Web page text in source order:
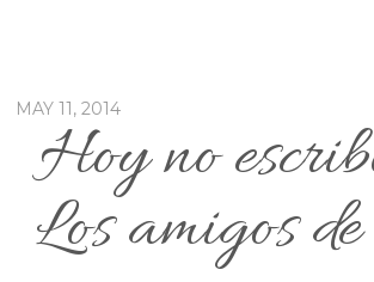
MAY 11, 2014
Hoy no
Los amigos